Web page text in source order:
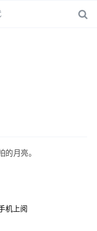
的月亮。
机上阅